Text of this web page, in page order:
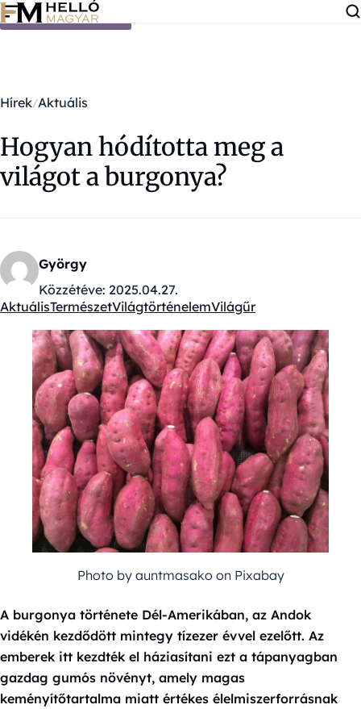
Ugrás a tartalomra
Hírek Aktuális
Hogyan hódította meg a
világot a burgonya?
György
Közzétéve: 2025.04.27.
Kategóriák:
AktuálisTermészetVilágtörténelemVilágűr
Photo by auntmasako on Pixabay
A burgonya története Dél-Amerikában, az Andok
vidékén kezdődött mintegy tízezer évvel ezelőtt. Az
emberek itt kezdték el háziasítani ezt a tápanyagban
gazdag gumós növényt, amely magas
keményítőtartalma miatt értékes élelmiszerforrásnak